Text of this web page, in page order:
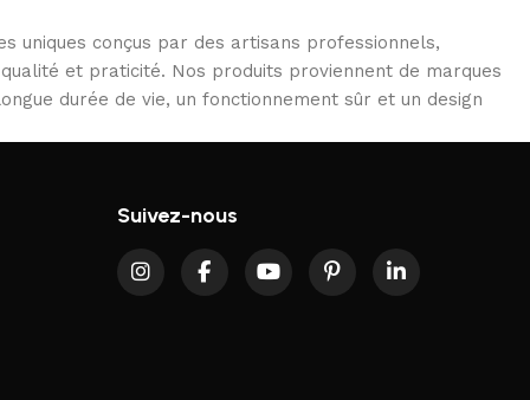
uniques conçus par des artisans professionnels,
et praticité. Nos produits proviennent de marques
durée de vie, un fonctionnement sûr et un design
Suivez-nous